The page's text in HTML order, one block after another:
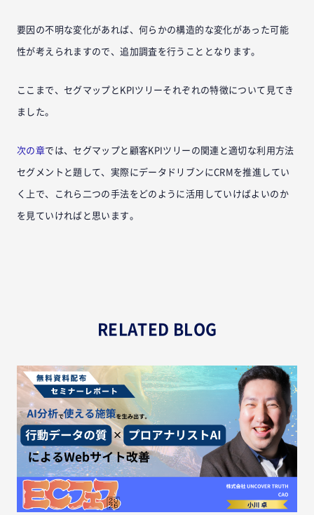
要因の不明な変化があれば、何らかの構造的な変化があった可能
性が考えられますので、追加調査を行うこととなります。
ここまで、セグマップとKPIツリーそれぞれの特徴について見てき
ました。
次の章では、セグマップと顧客KPIツリーの関連と適切な利用方法
セグメントと題して、実際にデータドリブンにCRMを推進してい
く上で、これら二つの手法をどのように活用していけばよいのか
を見ていければと思います。
RELATED BLOG